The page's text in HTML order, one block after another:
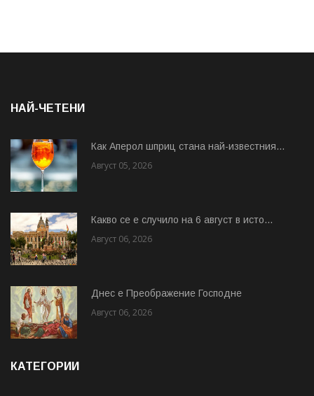
НАЙ-ЧЕТЕНИ
Как Аперол шприц стана най-известния...
Август 05, 2026
Какво се е случило на 6 август в исто...
Август 06, 2026
Днес е Преображение Господне
Август 06, 2026
КАТЕГОРИИ